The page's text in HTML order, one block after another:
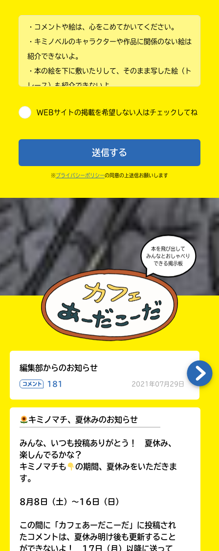
小学2年
小学4年
小学6年
中学1年
・コメントや絵は、心をこめてかいてください。
・キミノベルのキャラクターや作品に関係のない絵は
紹介できないよ。
・本の絵を下に敷いたりして、そのまま写した絵（ト
レース）も紹介できないよ。
・送ってからすぐには紹介されないので、待ってて
ならないよう気をつけてね。
・キャンペーン開催中は、投稿した後の画面にバナー
・ポプラ社の宣伝物で紹介させてもらうことがある
よ。
・かき終えたら、人を傷つけていたり、個人情報をか
きこんでいたり、字がまちがっていたりしないか、読
みなおしてみてね。
WEBサイトの掲載を希望しない人はチェックしてね
送信する
※ プライバシーポリシーの同意の上送信お願いします
本を飛び出して
みんなとおしゃべり
できる掲示板
編集部からのお知らせ
コメント 181 2021年07月29日
キミノマチ、夏休みのお知らせ
みんな、いつも投稿ありがとう！ 夏休み、
楽しんでるかな？
キミノマチも
の期間、夏休みをいただきま
す。
8月8日（土）～16日（日）
この間に「カフェあーだこーだ」に投稿され
たコメントは、夏休み明け後も更新すること
ができないよ！ 17日（月）以降に送って